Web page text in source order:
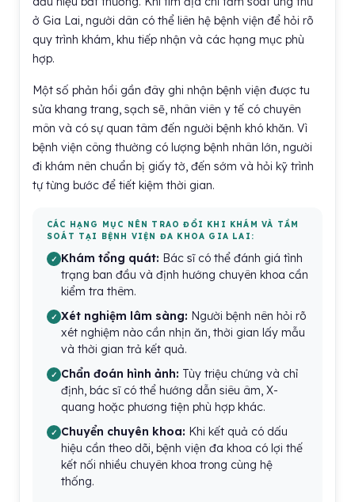
ở Gia Lai, người dân có thể liên hệ bệnh viện để hỏi rõ
quy trình khám, khu tiếp nhận và các hạng mục phù
hợp.
Một số phản hồi gần đây ghi nhận bệnh viện được tu
sửa khang trang, sạch sẽ, nhân viên y tế có chuyên
môn và có sự quan tâm đến người bệnh khó khăn. Vì
bệnh viện công thường có lượng bệnh nhân lớn, người
đi khám nên chuẩn bị giấy tờ, đến sớm và hỏi kỹ trình
tự từng bước để tiết kiệm thời gian.
CÁC HẠNG MỤC NÊN TRAO ĐỔI KHI KHÁM VÀ TẦM
SOÁT TẠI BỆNH VIỆN ĐA KHOA GIA LAI:
Khám tổng quát: Bác sĩ có thể đánh giá tình
trạng ban đầu và định hướng chuyên khoa cần
kiểm tra thêm.
Xét nghiệm lâm sàng: Người bệnh nên hỏi rõ
xét nghiệm nào cần nhịn ăn, thời gian lấy mẫu
và thời gian trả kết quả.
Chẩn đoán hình ảnh: Tùy triệu chứng và chỉ
định, bác sĩ có thể hướng dẫn siêu âm, X-
quang hoặc phương tiện phù hợp khác.
Chuyển chuyên khoa: Khi kết quả có dấu
hiệu cần theo dõi, bệnh viện đa khoa có lợi thế
kết nối nhiều chuyên khoa trong cùng hệ
thống.